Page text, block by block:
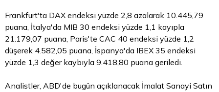
Frankfurt'ta DAX endeksi yüzde 2,8 azalarak 10.445,79
puana, İtalya'da MIB 30 endeksi yüzde 1,1 kayıpla
21.179,07 puana, Paris'te CAC 40 endeksi yüzde 1,2
düşerek 4.582,05 puana, İspanya'da IBEX 35 endeksi
yüzde 1,3 değer kaybıyla 9.418,80 puana geriledi.
Analistler, ABD'de bugün açıklanacak İmalat Sanayi Satın